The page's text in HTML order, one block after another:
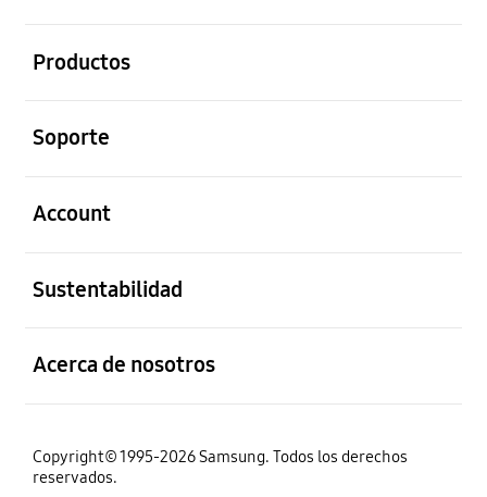
Productos
Soporte
Account
Sustentabilidad
Acerca de nosotros
Copyright© 1995-2026 Samsung. Todos los derechos
reservados.